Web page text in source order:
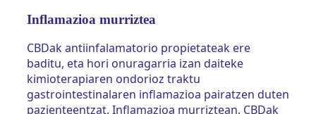
Inflamazioa murriztea
CBDak antiinfalamatorio propietateak ere
baditu, eta hori onuragarria izan daiteke
kimioterapiaren ondorioz traktu
gastrointestinalaren inflamazioa pairatzen duten
pazienteentzat. Inflamazioa murriztean, CBDak